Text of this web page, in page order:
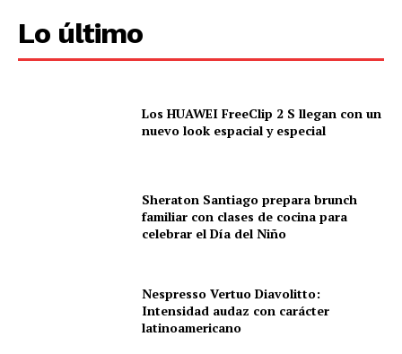
Lo último
Los HUAWEI FreeClip 2 S llegan con un
nuevo look espacial y especial
Sheraton Santiago prepara brunch
familiar con clases de cocina para
celebrar el Día del Niño
Nespresso Vertuo Diavolitto:
Intensidad audaz con carácter
latinoamericano